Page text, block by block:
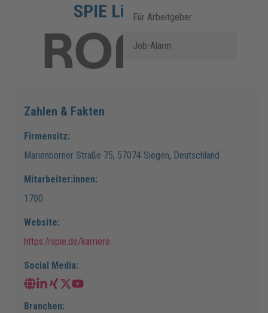
Für Arbeitgeber
Job-Alarm
SPIE Lück GmbH
Zahlen & Fakten
Firmensitz:
Marienborner Straße 75, 57074 Siegen, Deutschland
Mitarbeiter:innen:
1700
Website:
https://spie.de/karriere
Social Media:
Branchen: